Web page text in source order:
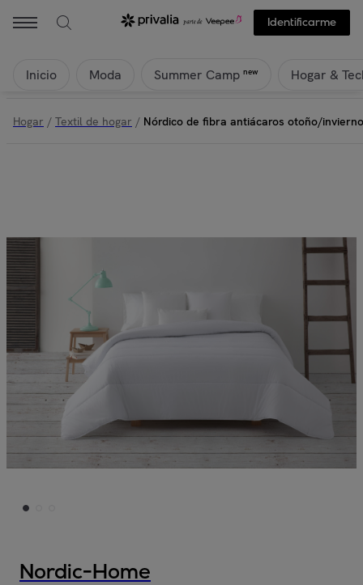
Identificarme
Inicio Moda Summer Camp new Hogar &
Hogar / Textil de hogar / Nórdico de fibra antiácaros otoño/
Nordic-Home